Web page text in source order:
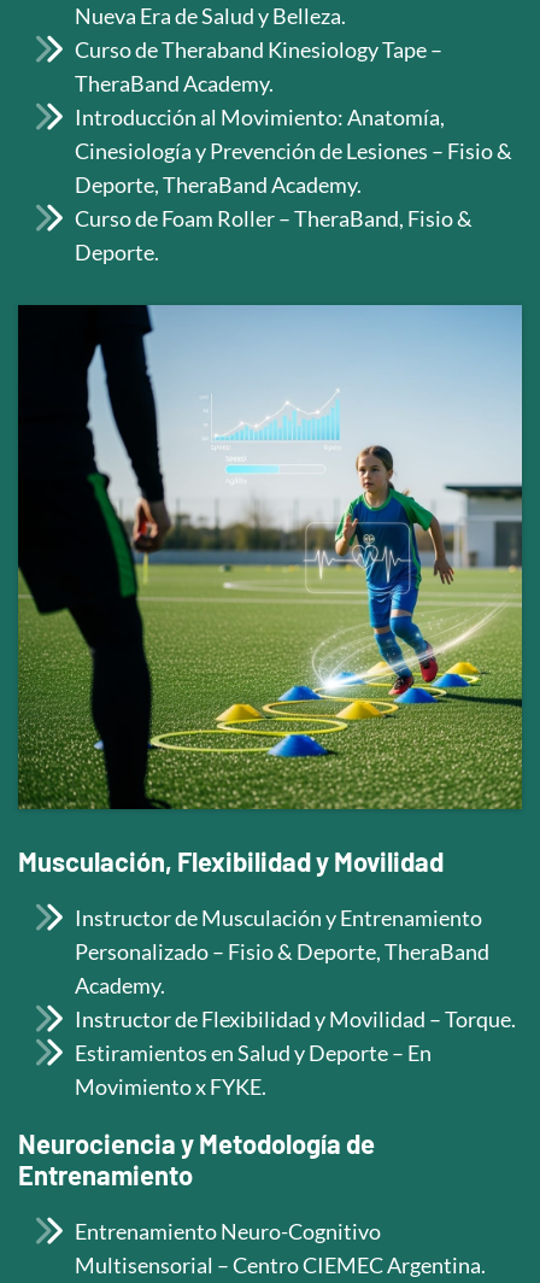
Nueva Era de Salud y Belleza.
Curso de Theraband Kinesiology Tape –
TheraBand Academy.
Introducción al Movimiento: Anatomía,
Cinesiología y Prevención de Lesiones – Fisio &
Deporte, TheraBand Academy.
Curso de Foam Roller – TheraBand, Fisio &
Deporte.
Musculación, Flexibilidad y Movilidad
Instructor de Musculación y Entrenamiento
Personalizado – Fisio & Deporte, TheraBand
Academy.
Instructor de Flexibilidad y Movilidad – Torque.
Estiramientos en Salud y Deporte – En
Movimiento x FYKE.
Neurociencia y Metodología de
Entrenamiento
Entrenamiento Neuro-Cognitivo
Multisensorial – Centro CIEMEC Argentina.